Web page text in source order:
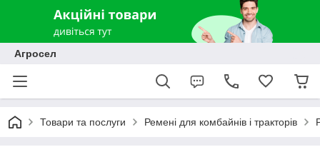
Агросел
Товари та послуги Ремені для комбайнів і тракторів